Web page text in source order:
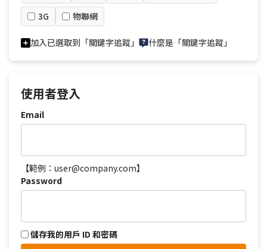
3G
物聯網
加入已選取到「關鍵字追蹤」 什麼是「關鍵字追蹤」
使用者登入
Email
【範例：user@company.com】
Password
儲存我的用戶 ID 和密碼